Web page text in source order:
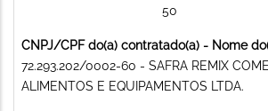
50
CNPJ/CPF do(a) contratado(a) - Nome
72.293.202/0002-60 - SAFRA REMIX
ALIMENTOS E EQUIPAMENTOS LTDA.